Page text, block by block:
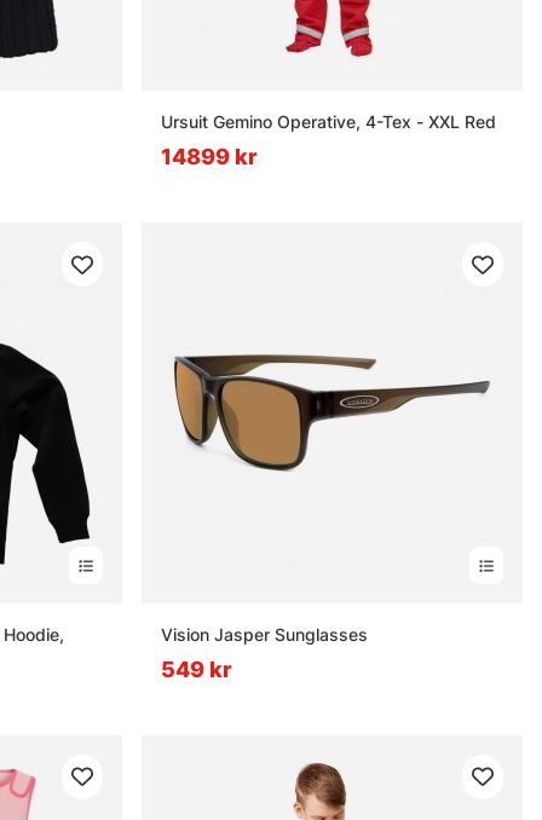
Ursuit Gemino Operative, 4-Tex - XXL Red
14899 kr
Vision Jasper Sunglasses
549 kr